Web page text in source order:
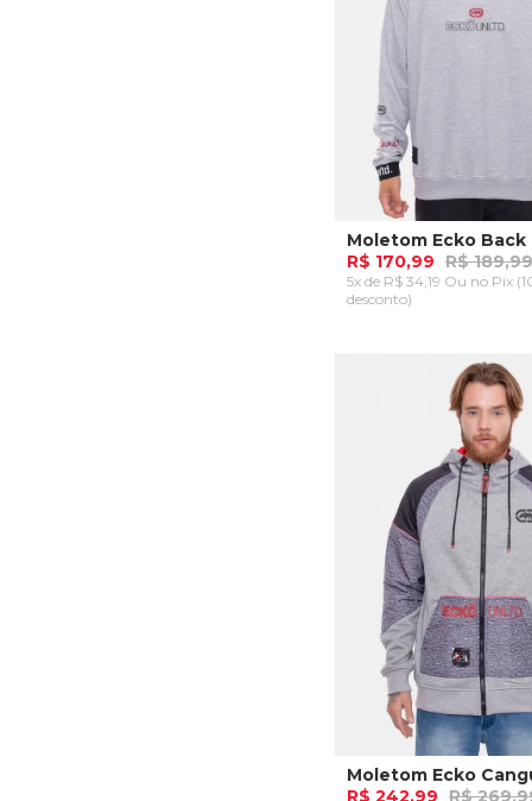
R$ 170,99 R$ 189,99
5x de R$ 34,19 Ou no Pix
desconto)
ADICIONAR AO
R$ 242,99 R$